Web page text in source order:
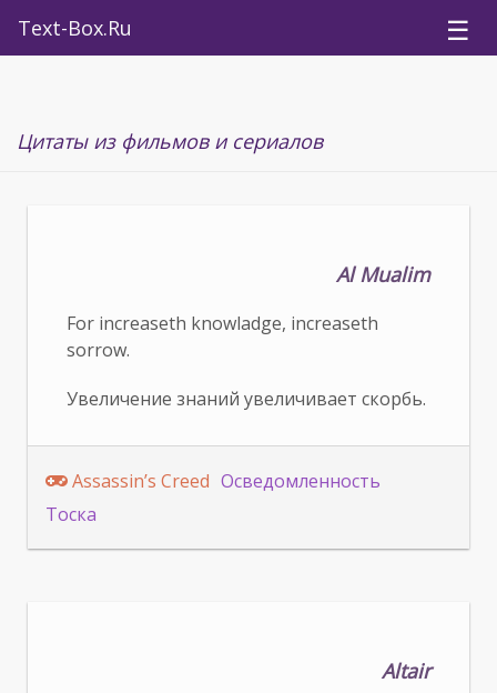
Text-Box.Ru ☰
Цитаты из фильмов и сериалов
Al Mualim
For increaseth knowladge, increaseth
sorrow.
Увеличение знаний увеличивает скорбь.
Assassin’s Creed Осведомленность
Тоска
Altair